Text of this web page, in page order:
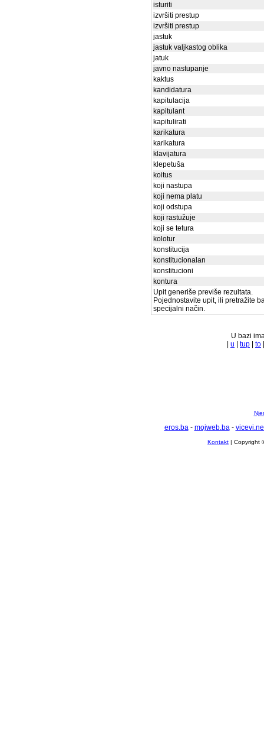
isturiti
izvršiti prestup
izvršiti prestup
jastuk
jastuk valjkastog oblika
jatuk
javno nastupanje
kaktus
kandidatura
kapitulacija
kapitulant
kapitulirati
karikatura
karikatura
klavijatura
klepetuša
koitus
koji nastupa
koji nema platu
koji odstupa
koji rastužuje
koji se tetura
kolotur
konstitucija
konstitucionalan
konstitucioni
kontura
Upit generiše previše rezultata.
Pojednostavite upit, ili pretražite
specijalni način.
U bazi
u tup to
eros.ba- mojweb.ba-
Kontakt | Copyright